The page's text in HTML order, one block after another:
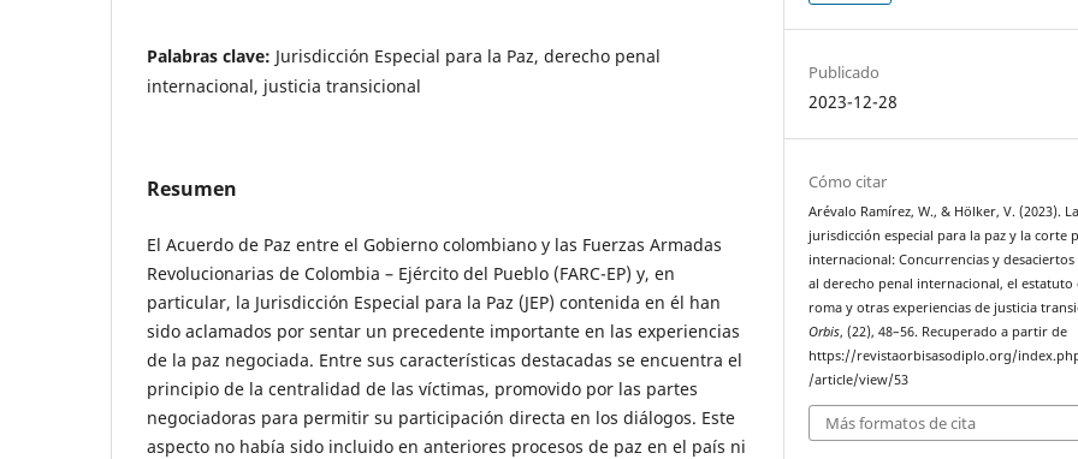
Palabras clave: Jurisdicción Especial para la Paz, derecho penal
internacional, justicia transicional
Resumen
El Acuerdo de Paz entre el Gobierno colombiano y las Fuerzas Armadas
Revolucionarias de Colombia – Ejército del Pueblo (FARC-EP) y, en
particular, la Jurisdicción Especial para la Paz (JEP) contenida en él han
sido aclamados por sentar un precedente importante en las experiencias
de la paz negociada. Entre sus características destacadas se encuentra el
principio de la centralidad de las víctimas, promovido por las partes
negociadoras para permitir su participación directa en los diálogos. Este
aspecto no había sido incluido en anteriores procesos de paz en el país ni
Publicado
2023-12-28
Cómo citar
Arévalo Ramírez, W., & Hölker, V. (2023). La
jurisdicción especial para la paz y la corte
internacional: Concurrencias y
al derecho penal internacional, el estatuto
roma y otras experiencias de justicia
Orbis, (22), 48–56. Recuperado a partir de
https://revistaorbisasodiplo.org/
/article/view/53
Más formatos de cita